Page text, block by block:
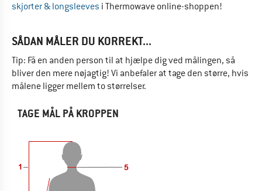
skjorter & longsleeves i Thermowave online-shoppen!
SÅDAN MÅLER DU KORREKT...
Tip: Få en anden person til at hjælpe dig ved målingen, så
bliver den mere nøjagtig! Vi anbefaler at tage den større, hvis
målene ligger mellem to størrelser.
TAGE MÅL PÅ KROPPEN